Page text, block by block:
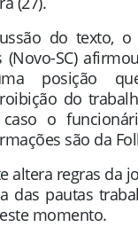
do texto, o
(Novo-SC)
posição
do
o
são da
altera regras da
das pautas
momento.